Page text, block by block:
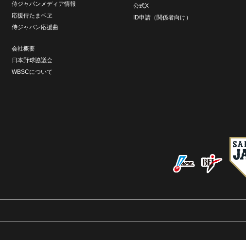
侍ジャパンメディア情報
応援侍たまベヱ
侍ジャパン応援曲
会社概要
日本野球協議会
WBSCについて
公式X
ID申請（関係者向け）